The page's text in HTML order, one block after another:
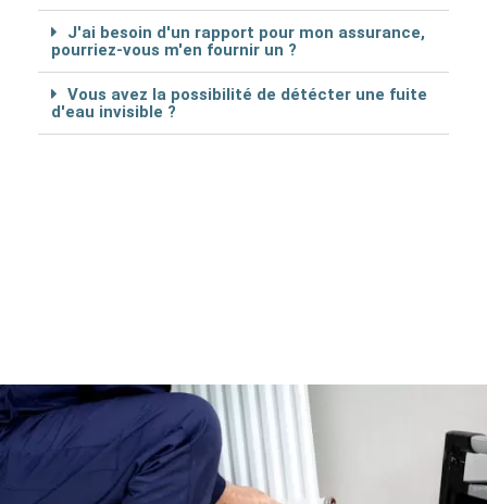
J'ai besoin d'un rapport pour mon assurance,
pourriez-vous m'en fournir un ?
Vous avez la possibilité de détécter une fuite
d'eau invisible ?